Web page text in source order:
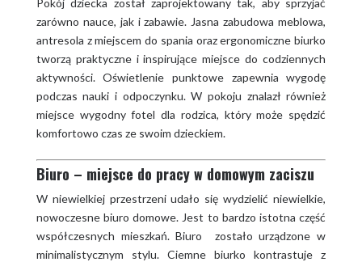
zarówno nauce, jak i zabawie. Jasna zabudowa meblowa,
antresola z miejscem do spania oraz ergonomiczne biurko
tworzą praktyczne i inspirujące miejsce do codziennych
aktywności. Oświetlenie punktowe zapewnia wygodę
podczas nauki i odpoczynku. W pokoju znalazł również
miejsce wygodny fotel dla rodzica, który może spędzić
komfortowo czas ze swoim dzieckiem.
Biuro – miejsce do pracy w domowym zaciszu
W niewielkiej przestrzeni udało się wydzielić niewielkie,
nowoczesne biuro domowe. Jest to bardzo istotna część
współczesnych mieszkań. Biuro zostało urządzone w
minimalistycznym stylu. Ciemne biurko kontrastuje z